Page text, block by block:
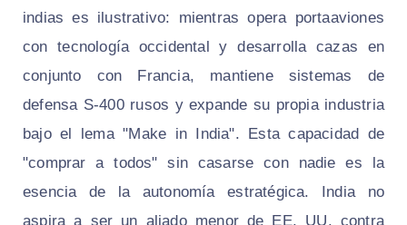
indias es ilustrativo: mientras opera portaaviones
con tecnología occidental y desarrolla cazas en
conjunto con Francia, mantiene sistemas de
defensa S-400 rusos y expande su propia industria
bajo el lema "Make in India". Esta capacidad de
"comprar a todos" sin casarse con nadie es la
esencia de la autonomía estratégica. India no
aspira a ser un aliado menor de EE. UU. contra